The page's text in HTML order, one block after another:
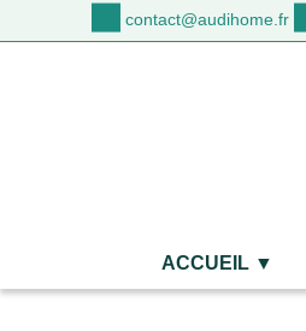
contact@audihome.fr
ACCUEIL